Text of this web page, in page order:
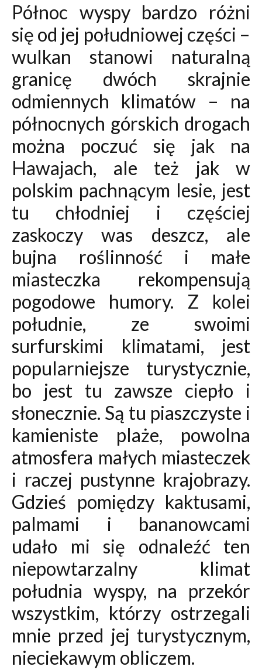
Północ wyspy bardzo różni
się od jej południowej części –
wulkan stanowi naturalną
granicę dwóch skrajnie
odmiennych klimatów – na
północnych górskich drogach
można poczuć się jak na
Hawajach, ale też jak w
polskim pachnącym lesie, jest
tu chłodniej i częściej
zaskoczy was deszcz, ale
bujna roślinność i małe
miasteczka rekompensują
pogodowe humory. Z kolei
południe, ze swoimi
surfurskimi klimatami, jest
popularniejsze turystycznie,
bo jest tu zawsze ciepło i
słonecznie. Są tu piaszczyste i
kamieniste plaże, powolna
atmosfera małych miasteczek
i raczej pustynne krajobrazy.
Gdzieś pomiędzy kaktusami,
palmami i bananowcami
udało mi się odnaleźć ten
niepowtarzalny klimat
południa wyspy, na przekór
wszystkim, którzy ostrzegali
mnie przed jej turystycznym,
nieciekawym obliczem.